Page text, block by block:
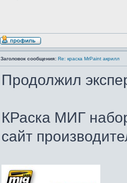
Заголовок сообщения: Re: краска MrPaint акрилл
Продолжил
КРаска МИГ
сайт